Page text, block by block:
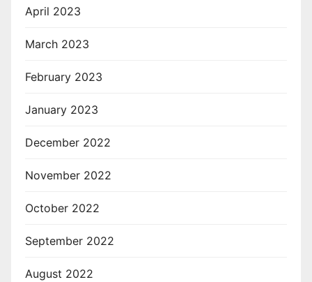
April 2023
March 2023
February 2023
January 2023
December 2022
November 2022
October 2022
September 2022
August 2022